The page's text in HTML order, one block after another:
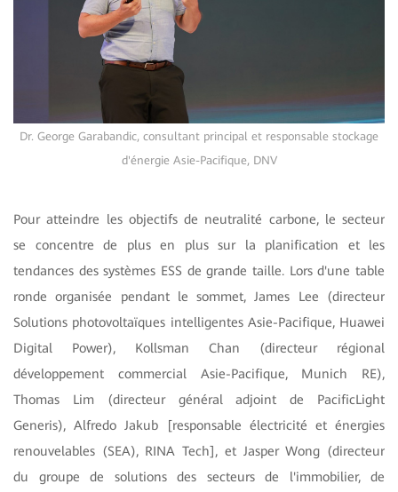
Dr. George Garabandic, consultant principal et responsable stockage
d'énergie Asie-Pacifique, DNV
Pour atteindre les objectifs de neutralité carbone, le secteur
se concentre de plus en plus sur la planification et les
tendances des systèmes ESS de grande taille. Lors d'une table
ronde organisée pendant le sommet, James Lee (directeur
Solutions photovoltaïques intelligentes Asie-Pacifique, Huawei
Digital Power), Kollsman Chan (directeur régional
développement commercial Asie-Pacifique, Munich RE),
Thomas Lim (directeur général adjoint de PacificLight
Generis), Alfredo Jakub [responsable électricité et énergies
renouvelables (SEA), RINA Tech], et Jasper Wong (directeur
du groupe de solutions des secteurs de l'immobilier, de